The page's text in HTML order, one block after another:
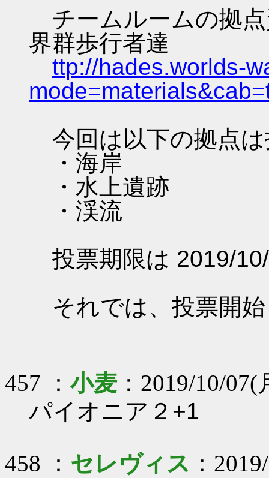
チームルームの拠
界群歩行者達
ttp://hades.worlds-
今回は以下の拠点
・海岸
・水上遺跡
・渓流
投票期限は 2019/
それでは、投票開
457 ：小麦 ：2019/10/
パイオニア２+1
458 ： セレヴィス ：